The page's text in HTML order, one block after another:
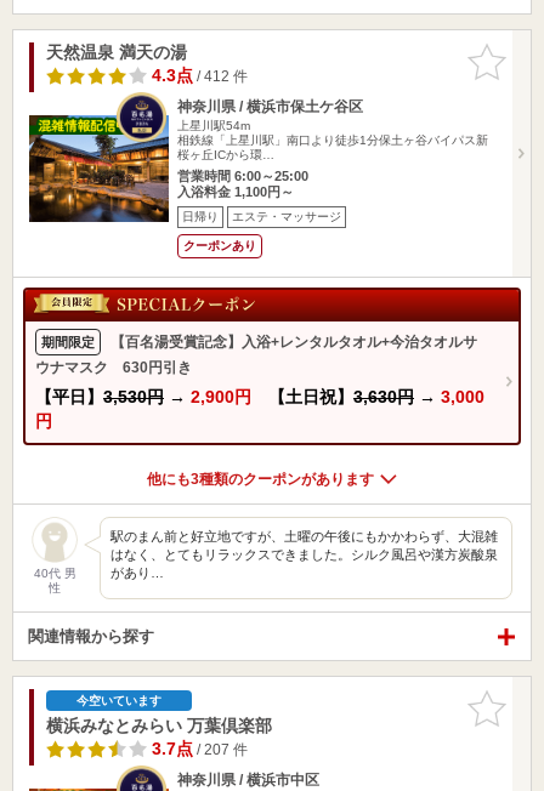
お気に入
りに追加
天然温泉 満天の湯
4.3点 / 412 件
神奈川県 / 横浜市保土ケ谷区
上星川駅54m
相鉄線「上星川駅」南口より徒歩1分保土ヶ谷バイパス新
桜ヶ丘ICから環…
営業時間 6:00～25:00
入浴料金 1,100円～
日帰り エステ・マッサージ
クーポンあり
期間限定
【百名湯受賞記念】入浴+レンタルタオル+今治タオルサ
ウナマスク 630円引き
【平日】 3,530円 → 2,900円 【土日祝】 3,630円 → 3,000
円
他にも3種類のクーポンがあります
40代 男
性
駅のまん前と好立地ですが、土曜の午後にもかかわらず、大混雑
はなく、とてもリラックスできました。シルク風呂や漢方炭酸泉
があり…
関連情報から探す
お気に入
りに追加
今空いています
横浜みなとみらい 万葉倶楽部
3.7点 / 207 件
神奈川県 / 横浜市中区